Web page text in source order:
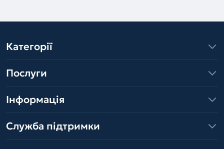
Категорії
Послуги
Інформація
Служба підтримки